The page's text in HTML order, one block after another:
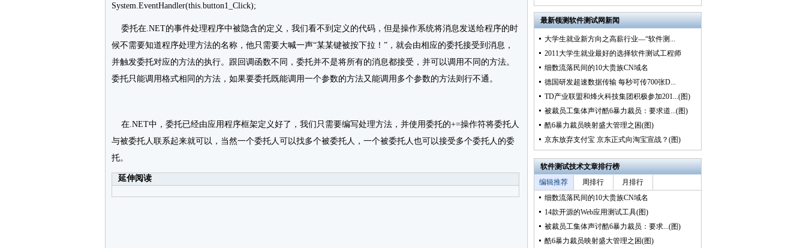
System.EventHandler(this.button1_Click);
委托在.NET的事件处理程序中被隐含的定义，我们看不到定义的代码，但是操作系统将消息发送给程序的时
候不需要知道程序处理方法的名称，他只需要大喊一声“某某键被按下拉！”，就会由相应的委托接受到消息，
并触发委托对应的方法的执行。跟回调函数不同，委托并不是将所有的消息都接受，并可以调用不同的方法。
委托只能调用格式相同的方法，如果要委托既能调用一个参数的方法又能调用多个参数的方法则行不通。
在.NET中，委托已经由应用程序框架定义好了，我们只需要编写处理方法，并使用委托的+=操作符将委托人
与被委托人联系起来就可以，当然一个委托人可以找多个被委托人，一个被委托人也可以接受多个委托人的委
托。
延伸阅读
最新领测软件测试网新闻
大学生就业新方向之高薪行业—“软件测...
2011大学生就业最好的选择软件测试工程师
细数流落民间的10大贵族CN域名
德国研发超速数据传输 每秒可传700张D...
TD产业联盟和烽火科技集团积极参加201...(图)
被裁员工集体声讨酷6暴力裁员：要求道...(图)
酷6暴力裁员映射盛大管理之困(图)
京东放弃支付宝 京东正式向淘宝宣战？(图)
软件测试技术文章排行榜
编辑推荐
周排行
月排行
细数流落民间的10大贵族CN域名
14款开源的Web应用测试工具(图)
被裁员工集体声讨酷6暴力裁员：要求...(图)
酷6暴力裁员映射盛大管理之困(图)